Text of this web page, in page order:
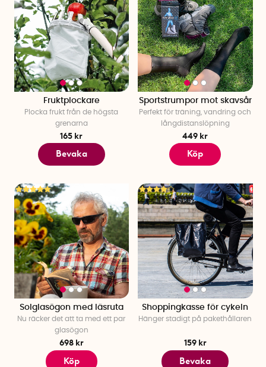
Fruktplockare
Plocka frukt från de högsta
grenarna
165 kr
Bevaka
Sportstrumpor mot skavsår
Perfekt för träning, vandring och
långdistanslöpning
449 kr
Köp
Solglasögon med läsruta
Nu räcker det att ta med ett par
glasögon
698 kr
Köp
Shoppingkasse för cykeln
Hänger stadigt på pakethållaren
159 kr
Bevaka